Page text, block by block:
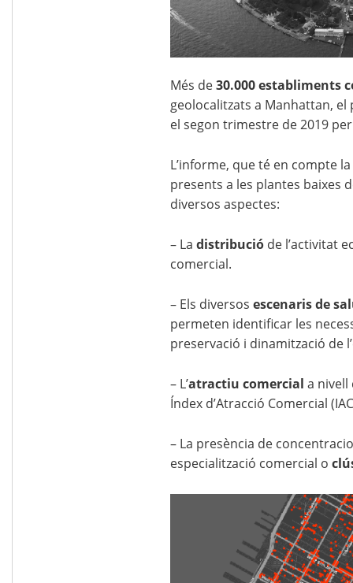
Més de30.000 establiments
geolocalitzats a Manhattan,
el segon trimestre de 2019
L’informe, que té en compte
presents a les plantes baixes
diversos aspectes:
– La distribució de l’activitat
comercial.
– Els diversos escenaris de
permeten identificar les
preservació i dinamització de
– L’atractiu comercial a nivell
Índex d’Atracció Comercial
– La presència de
especialització comercial o